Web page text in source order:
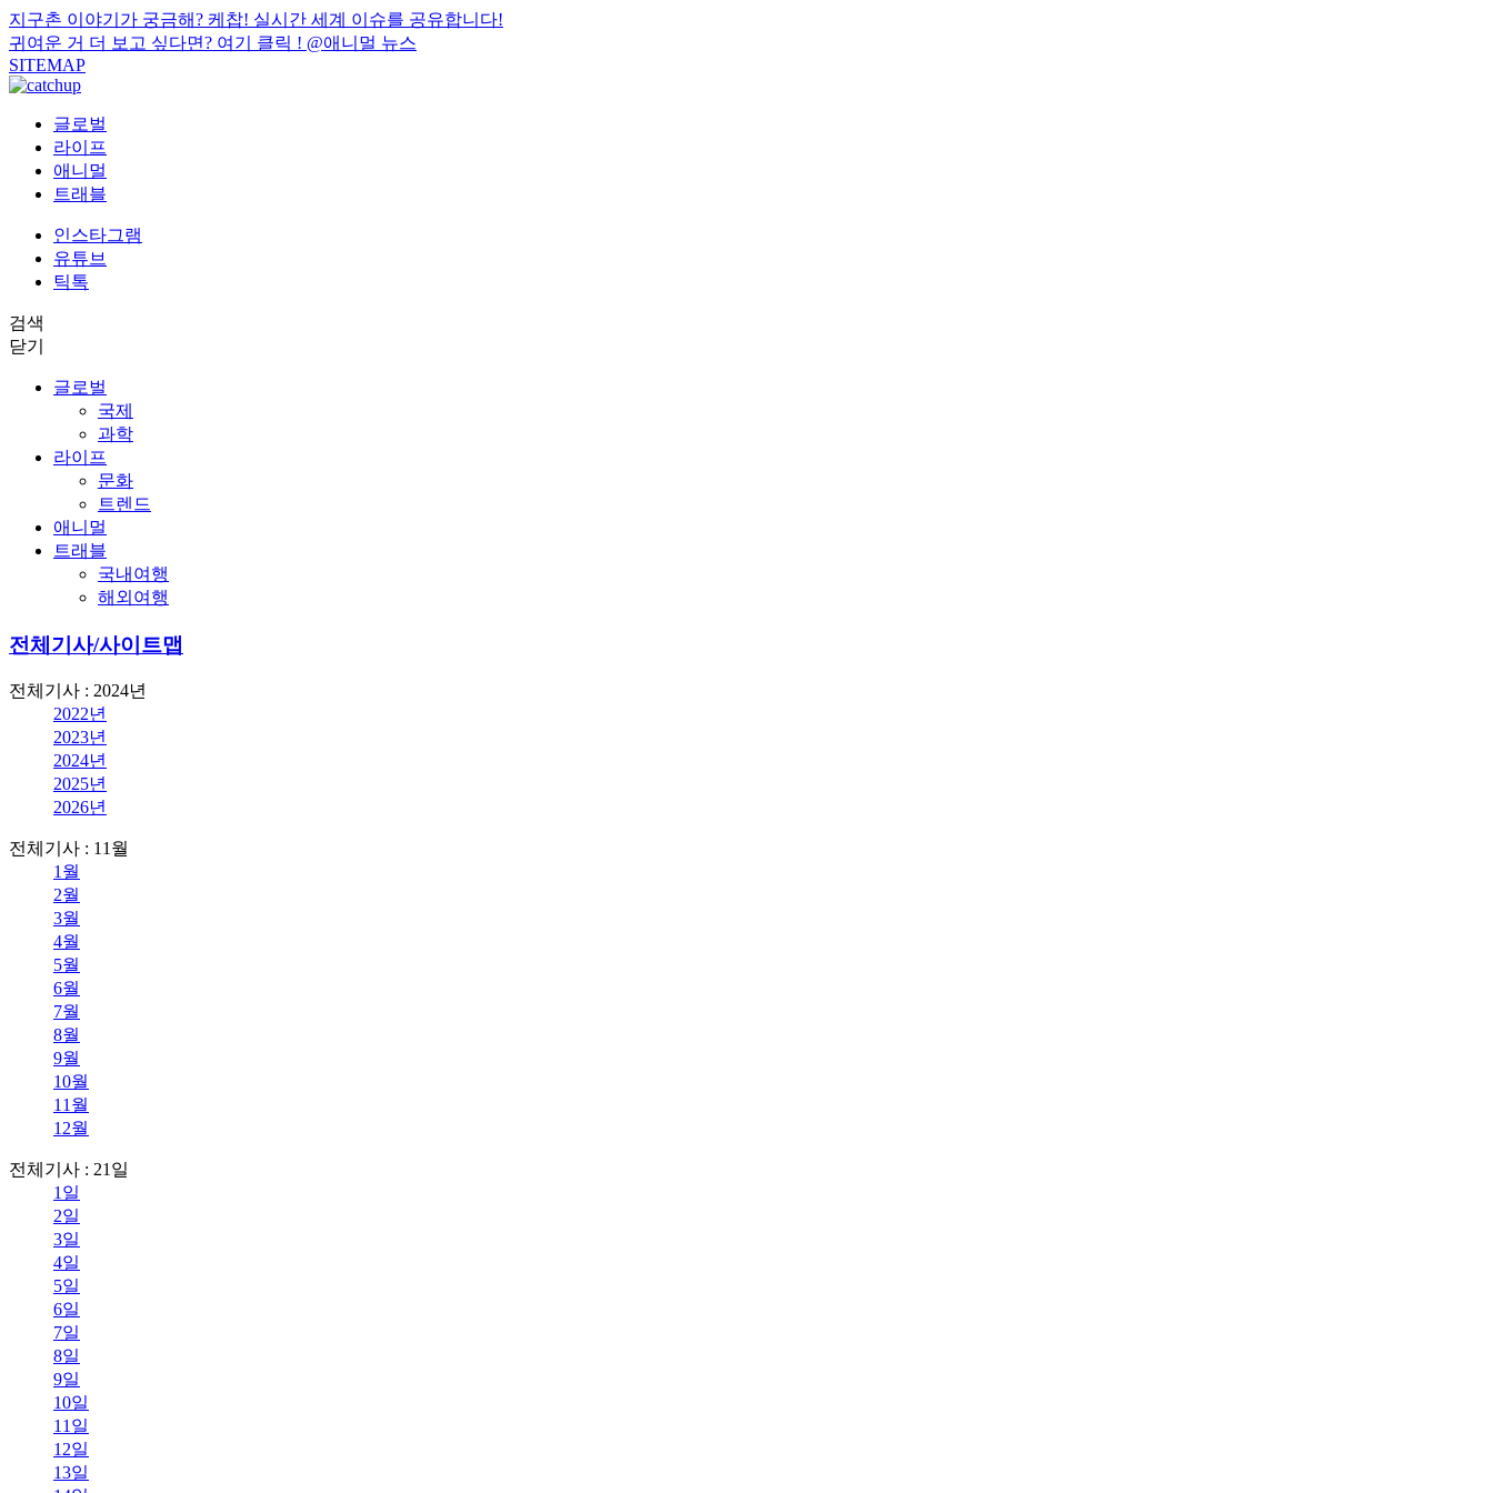
지구촌 이야기가 궁금해? 케찹! 실시간 세계 이슈를 공유합니다!
귀여운 거 더 보고 싶다면? 여기 클릭 ! @애니멀 뉴스
SITEMAP
글로벌
라이프
애니멀
트래블
인스타그램
유튜브
틱톡
검색
닫기
글로벌
국제
과학
라이프
문화
트렌드
애니멀
트래블
국내여행
해외여행
전체기사/사이트맵
전체기사 : 2024년
2022년
2023년
2024년
2025년
2026년
전체기사 : 11월
1월
2월
3월
4월
5월
6월
7월
8월
9월
10월
11월
12월
전체기사 : 21일
1일
2일
3일
4일
5일
6일
7일
8일
9일
10일
11일
12일
13일